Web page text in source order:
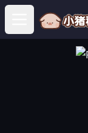
Open main